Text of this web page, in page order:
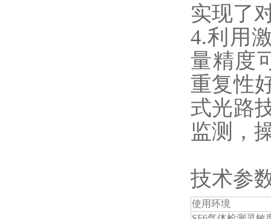
实现了
4.利用
量精度
重复性
式光路
监测，
技术参
使用环境